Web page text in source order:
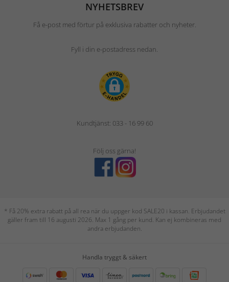
NYHETSBREV
Få e-post med förtur på exklusiva rabatter och nyheter.
Fyll i din e-postadress nedan.
Kundtjänst: 033 - 16 99 60
Följ oss gärna!
* Få 20% extra rabatt på all rea när du uppger kod SALE20 i kassan. Erbjudandet
gäller fram till 16 augusti 2026. Max 1 gång per kund. Kan ej kombineras med
andra erbjudanden.
Handla tryggt & säkert